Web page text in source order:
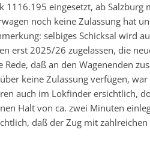
1116.195 eingesetzt, ab
noch keine Zulassung hat
selbiges Schicksal wird
erst 2025/26 zugelassen, die
daß an den Wagenenden
keine Zulassung verfügen,
auch im Lokfinder ersichtlich,
Halt von ca. zwei Minuten
daß der Zug mit